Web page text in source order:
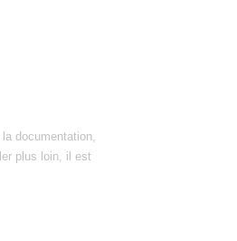
documentation,
plus loin, il est